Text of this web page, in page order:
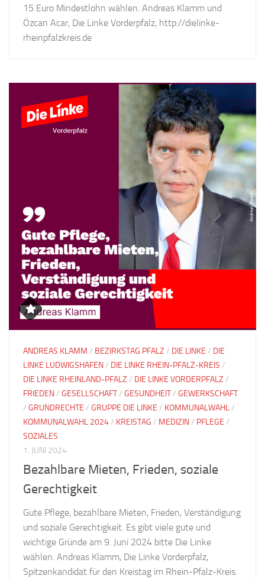
15 Euro Mindestlohn wählen. Andreas Klamm und
Özcan Acar, Die Linke Vorderpfalz, http://dielinke-
rheinpfalzkreis.de
ANDREAS KLAMM / BEZIRKSTAG PFALZ / DIE LINKE / DIE
LINKE LUDWIGSHAFEN/ DIE LINKE RHEIN-PFALZ-KREIS /
DIE LINKE RHEINLAND-PFALZ / DIE LINKE VORDERPFALZ /
FRIEDEN/ GESELLSCHAFT/ GESUNDHEIT/ GEWERKSCHAFT
/ GRUNDRECHTE / GRUPPE DIE LINKE / KOMMUNALWAHL/
KOMMUNALWAHL 2024/ KREISTAG / MEDIZIN/ PFLEGE /
SOZIALES
1. JUNI 2024
Bezahlbare Mieten, Frieden, soziale
Gerechtigkeit
Gute Pflege, bezahlbare Mieten, Frieden, Verständigung
und soziale Gerechtigkeit. Es gibt viele gute und
wichtige Gründe am 9. Juni 2024 bitte Die Linke
wählen. Andreas Klamm, Die Linke Vorderpfalz,
Spitzenkandidat für den Kreistag im Rhein-Pfalz-Kreis.